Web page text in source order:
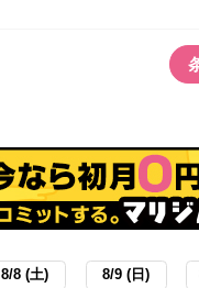
8/8 (土) 8/9 (日)